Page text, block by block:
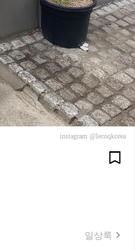
instagram @lecoqkorea
일상룩